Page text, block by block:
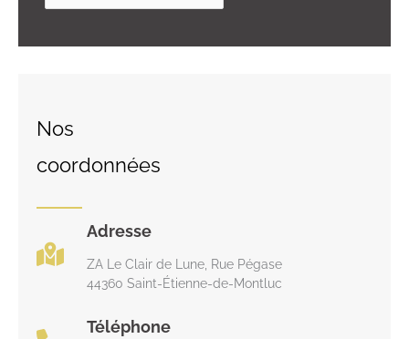
Nos
coordonnées
Adresse
ZA Le Clair de Lune, Rue Pégase
44360 Saint-Étienne-de-Montluc
Téléphone